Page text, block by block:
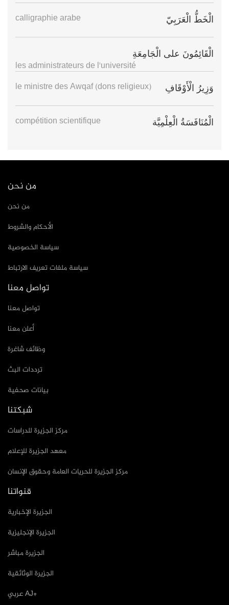
الْخَطُّ الْعَرَبِيّ calligraphie arabe
الْقَائِمُونَ على الْجَامِعَةِ
les administrateurs de l'université
وَزِيرُ الْأَوْقَافِ le ministre des Awqaf (dons religieux)
الْمُنَافَسَةُ الْعِلْمِيَّة compétition scientifique
من نحن
من نحن
الأحكام والشروط
سياسة الخصوصية
سياسة ملفات تعريف الارتباط
تواصل معنا
تواصل معنا
أعلن معنا
وظائف شاغرة
ترددات البث
بيانات صحفية
شبكتنا
مركز الجزيرة للدراسات
معهد الجزيرة للإعلام
مركز الجزيرة للحريات العامة وحقوق الإنسان
قنواتنا
الجزيرة الإخبارية
الجزيرة الإنجليزية
الجزيرة مباشر
الجزيرة الوثائقية
عربي AJ+